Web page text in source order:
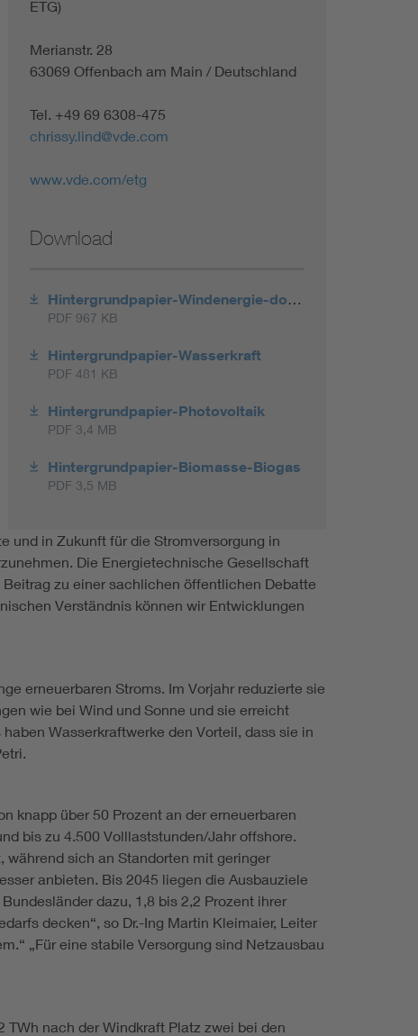
ETG)
Merianstr. 28
63069 Offenbach am Main / Deutschland
Tel. +49 69 6308-475
chrissy.lind@vde.com
www.vde.com/etg
Download
Hintergrundpapier-Windenergie-download
PDF 967 KB
Hintergrundpapier-Wasserkraft
PDF 481 KB
Hintergrundpapier-Photovoltaik
PDF 3,4 MB
Hintergrundpapier-Biomasse-Biogas
PDF 3,5 MB
und in Zukunft für die Stromversorgung in
Die Energietechnische Gesellschaft
zu einer sachlichen öffentlichen Debatte
Verständnis können wir Entwicklungen
erneuerbaren Stroms. Im Vorjahr reduzierte sie
wie bei Wind und Sonne und sie erreicht
Wasserkraftwerke den Vorteil, dass sie in
knapp über 50 Prozent an der erneuerbaren
bis zu 4.500 Volllaststunden/Jahr offshore.
sich an Standorten mit geringer
anbieten. Bis 2045 liegen die Ausbauziele
dazu, 1,8 bis 2,2 Prozent ihrer
decken“, so Dr.-Ing Martin Kleimaier, Leiter
„Für eine stabile Versorgung sind Netzausbau
nach der Windkraft Platz zwei bei den